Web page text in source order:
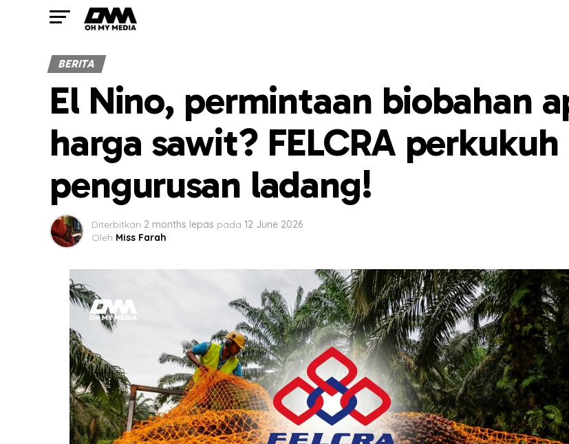
BERITA
El Nino, permintaan biobahan
harga sawit? FELCRA perkukuh
pengurusan ladang!
Diterbitkan 2 months lepas pada 12 June 2026
Oleh Miss Farah